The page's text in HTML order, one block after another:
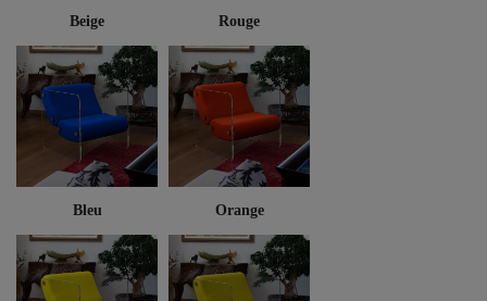
Beige Rouge
Bleu Orange